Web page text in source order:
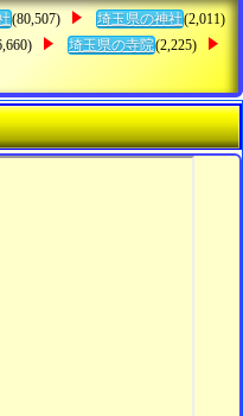
(80,507) 埼玉県の神社(2,011)
埼玉県の寺院(2,225)